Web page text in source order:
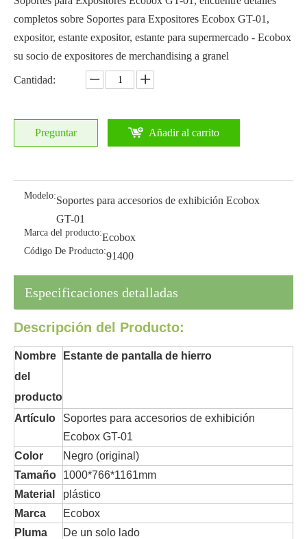
completos sobre Soportes para Expositores Ecobox GT-01,
expositor, estante expositor, estante para supermercado - Ecobox
su socio de expositores de merchandising a granel
Cantidad:
Preguntar Añadir al carrito
Modelo:Soportes para accesorios de exhibición Ecobox
GT-01
Marca del producto:Ecobox
Código De Producto:91400
Especificaciones detalladas
Descripción del Producto:
Nombre
del
producto
Estante de pantalla de hierro
Artículo
Soportes para accesorios de exhibición
Ecobox GT-01
Color
Negro (original)
Tamaño
1000*766*1161mm
Material
plástico
Marca
Ecobox
Pluma
De un solo lado